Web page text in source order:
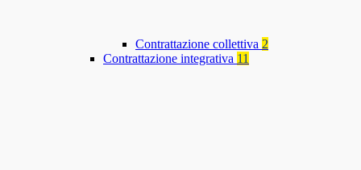
Contrattazione collettiva 2
Contrattazione integrativa 11